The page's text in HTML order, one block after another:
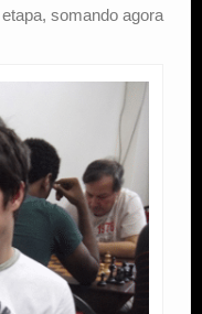
somando agora